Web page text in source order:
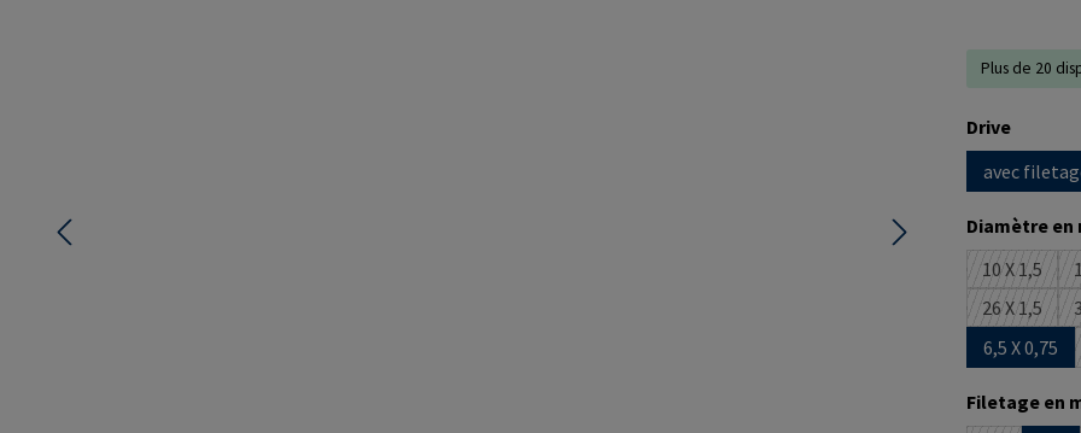
Plus de 20
Sélectionnez
Drive
avec
Diamètre en
10 X 1,5
(Cette
26 X 1,5
(Cette
6,5 X 0,75
Filetage en